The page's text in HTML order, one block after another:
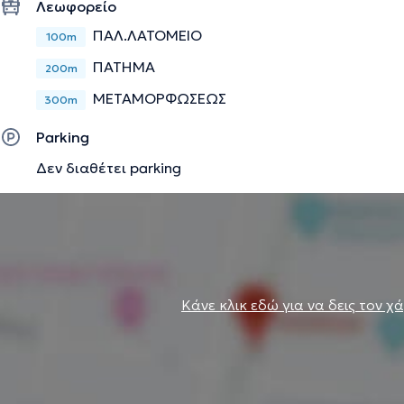
Λεωφορείο
100m ΠΑΛ.ΛΑΤΟΜΕΙΟ
200m ΠΑΤΗΜΑ
300m ΜΕΤΑΜΟΡΦΩΣΕΩΣ
Parking
Δεν διαθέτει parking
Κάνε κλικ εδώ για να δεις τον